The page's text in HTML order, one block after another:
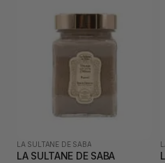
LA SULTANE DE SABA
LA SULTANE DE SABA